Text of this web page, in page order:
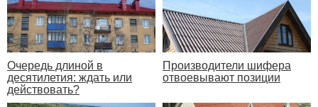
Очередь длиной в
десятилетия: ждать или
действовать?
Производители шифера
отвоевывают позиции